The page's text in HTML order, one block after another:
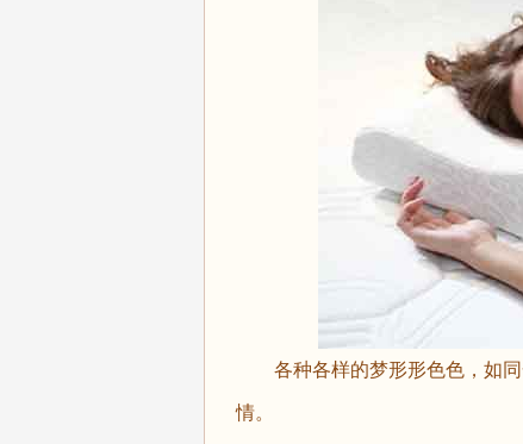
各种各样的梦形形色色，如同
情。